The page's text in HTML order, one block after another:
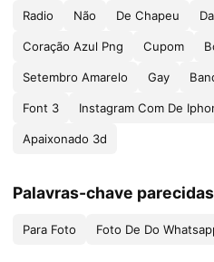
Radio Não De Chapeu
Coração Azul Png Cupom
Setembro Amarelo Gay
Font 3 Instagram Com De
Apaixonado 3d
Palavras-chave parecidas
Para Foto Foto De Do